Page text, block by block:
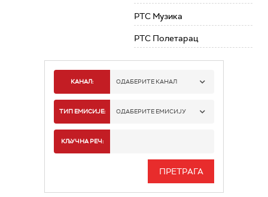
РТС Музика
РТС Полетарац
КАНАЛ: ОДАБЕРИТЕ КАНАЛ
РТС 1
РТС 3
ТИП ЕМИСИЈЕ: ОДАБЕРИТЕ ЕМИСИЈУ
КЉУЧНА РЕЧ: